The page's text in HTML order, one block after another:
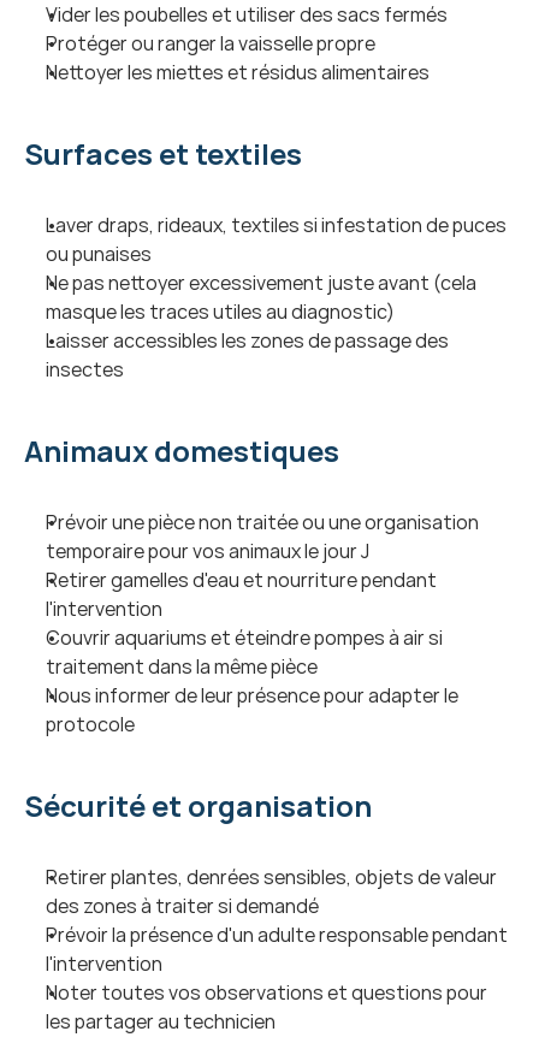
Vider les poubelles et utiliser des sacs fermés
Protéger ou ranger la vaisselle propre
Nettoyer les miettes et résidus alimentaires
Surfaces et textiles
Laver draps, rideaux, textiles si infestation de puces
ou punaises
Ne pas nettoyer excessivement juste avant (cela
masque les traces utiles au diagnostic)
Laisser accessibles les zones de passage des
insectes
Animaux domestiques
Prévoir une pièce non traitée ou une organisation
temporaire pour vos animaux le jour J
Retirer gamelles d'eau et nourriture pendant
l'intervention
Couvrir aquariums et éteindre pompes à air si
traitement dans la même pièce
Nous informer de leur présence pour adapter le
protocole
Sécurité et organisation
Retirer plantes, denrées sensibles, objets de valeur
des zones à traiter si demandé
Prévoir la présence d'un adulte responsable pendant
l'intervention
Noter toutes vos observations et questions pour
les partager au technicien